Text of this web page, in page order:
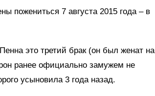
пожениться 7 августа 2015 года – в
это третий брак (он был женат на
ранее официально замужем не
усыновила 3 года назад.